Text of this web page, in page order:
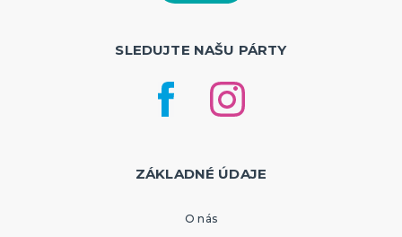
SLEDUJTE NAŠU PÁRTY
ZÁKLADNÉ ÚDAJE
O nás